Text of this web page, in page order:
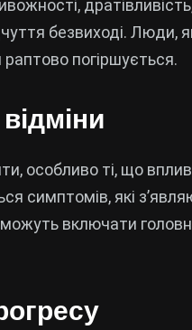
безвиході.
раптово погіршується.
особливо ті, що
симптомів, які
включати